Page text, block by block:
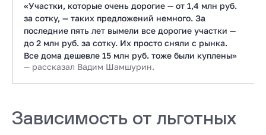
«Участки, которые очень дорогие — от 1,4 млн руб.
за сотку, — таких предложений немного. За
последние пять лет вымели все дорогие участки —
до 2 млн руб. за сотку. Их просто сняли с рынка.
Все дома дешевле 15 млн руб. тоже были куплены»
— рассказал Вадим Шамшурин.
Зависимость от льготных